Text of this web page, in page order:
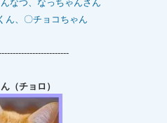
なつ、なっちゃんさん
、〇チョコちゃん
（チョロ）